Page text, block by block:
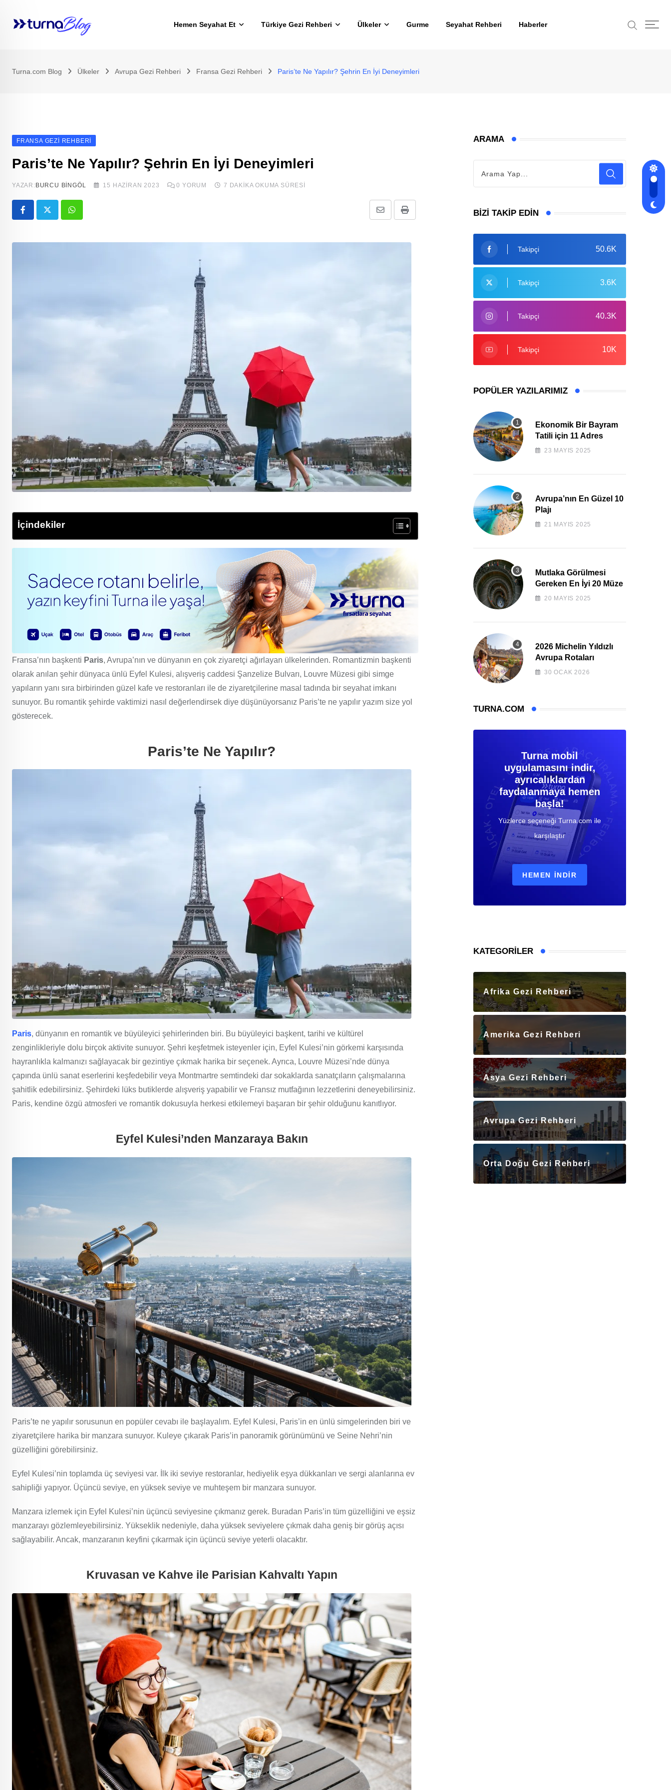
Hemen Seyahat Et Türkiye Gezi Rehberi Ülkeler Gurme Seyahat Rehberi Haberler
Turna.com Blog Ülkeler Avrupa Gezi Rehberi Fransa Gezi Rehberi Paris’te Ne Yapılır? Şehrin En İyi Deneyimleri
FRANSA GEZI REHBERI
Paris’te Ne Yapılır? Şehrin En İyi Deneyimleri
YAZAR: BURCU BINGÖL 15 HAZIRAN 2023 0 YORUM 7 DAKIKA OKUMA SÜRESI
Whatsapp Print
ile
İçindekiler
Fransa’nın başkenti Paris, Avrupa’nın ve dünyanın en çok ziyaretçi ağırlayan ülkelerinden. Romantizmin başkenti
olarak anılan şehir dünyaca ünlü Eyfel Kulesi, alışveriş caddesi Şanzelize Bulvarı, Louvre Müzesi gibi simge
yapıların yanı sıra birbirinden güzel kafe ve restoranları ile de ziyaretçilerine masal tadında bir seyahat imkanı
sunuyor. Bu romantik şehirde vaktimizi nasıl değerlendirsek diye düşünüyorsanız Paris’te ne yapılır yazım size yol
gösterecek.
Paris’te Ne Yapılır?
Paris, dünyanın en romantik ve büyüleyici şehirlerinden biri. Bu büyüleyici başkent, tarihi ve kültürel
zenginlikleriyle dolu birçok aktivite sunuyor. Şehri keşfetmek isteyenler için, Eyfel Kulesi’nin görkemi karşısında
hayranlıkla kalmanızı sağlayacak bir gezintiye çıkmak harika bir seçenek. Ayrıca, Louvre Müzesi’nde dünya
çapında ünlü sanat eserlerini keşfedebilir veya Montmartre semtindeki dar sokaklarda sanatçıların çalışmalarına
şahitlik edebilirsiniz. Şehirdeki lüks butiklerde alışveriş yapabilir ve Fransız mutfağının lezzetlerini deneyebilirsiniz.
Paris, kendine özgü atmosferi ve romantik dokusuyla herkesi etkilemeyi başaran bir şehir olduğunu kanıtlıyor.
Eyfel Kulesi’nden Manzaraya Bakın
Paris’te ne yapılır sorusunun en popüler cevabı ile başlayalım. Eyfel Kulesi, Paris’in en ünlü simgelerinden biri ve
ziyaretçilere harika bir manzara sunuyor. Kuleye çıkarak Paris’in panoramik görünümünü ve Seine Nehri’nin
güzelliğini görebilirsiniz.
Eyfel Kulesi’nin toplamda üç seviyesi var. İlk iki seviye restoranlar, hediyelik eşya dükkanları ve sergi alanlarına ev
sahipliği yapıyor. Üçüncü seviye, en yüksek seviye ve muhteşem bir manzara sunuyor.
Manzara izlemek için Eyfel Kulesi’nin üçüncü seviyesine çıkmanız gerek. Buradan Paris’in tüm güzelliğini ve eşsiz
manzarayı gözlemleyebilirsiniz. Yükseklik nedeniyle, daha yüksek seviyelere çıkmak daha geniş bir görüş açısı
sağlayabilir. Ancak, manzaranın keyfini çıkarmak için üçüncü seviye yeterli olacaktır.
Kruvasan ve Kahve ile Parisian Kahvaltı Yapın
ARAMA
BIZI TAKIP EDIN
50.6K
Takipçi
3.6K
Takipçi
40.3K
Takipçi
10K
Takipçi
POPÜLER YAZILARIMIZ
Ekonomik Bir Bayram
Tatili için 11 Adres
23 MAYIS 2025
Avrupa’nın En Güzel 10
Plajı
21 MAYIS 2025
Mutlaka Görülmesi
Gereken En İyi 20 Müze
20 MAYIS 2025
2026 Michelin Yıldızlı
Avrupa Rotaları
30 OCAK 2026
TURNA.COM
Turna mobil
uygulamasını indir,
ayrıcalıklardan
faydalanmaya hemen
başla!
Yüzlerce seçeneği Turna.com ile
karşılaştır
HEMEN İNDIR
KATEGORILER
Afrika Gezi Rehberi
Amerika Gezi Rehberi
Asya Gezi Rehberi
Avrupa Gezi Rehberi
Orta Doğu Gezi Rehberi